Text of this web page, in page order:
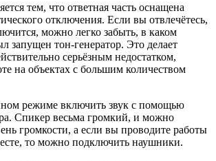
тем, что ответная часть оснащена
отключения. Если вы отвлечётесь,
можно легко забыть, в каком
запущен тон-генератор. Это делает
серьёзным недостатком,
на объектах с большим количеством
режиме включить звук с помощью
Спикер весьма громкий, и можно
громкости, а если вы проводите работы
то можно подключить наушники.